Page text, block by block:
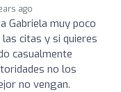
ago
Gabriela muy poco
citas y si quieres
casualmente
no los
no vengan.